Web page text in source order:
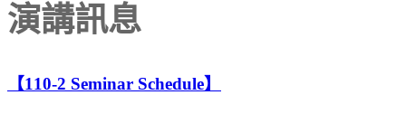
演講訊息
【110-2 Seminar Schedule】